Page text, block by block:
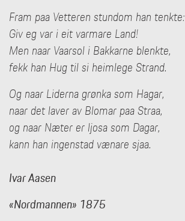
Fram paa Vetteren stundom han tenkte:
Giv eg var i eit varmare Land!
Men naar Vaarsol i Bakkarne blenkte,
fekk han Hug til si heimlege Strand.
Og naar Liderna grønka som Hagar,
naar det laver av Blomar paa Straa,
og naar Næter er ljosa som Dagar,
kann han ingenstad vænare sjaa.
Ivar Aasen
«Nordmannen» 1875